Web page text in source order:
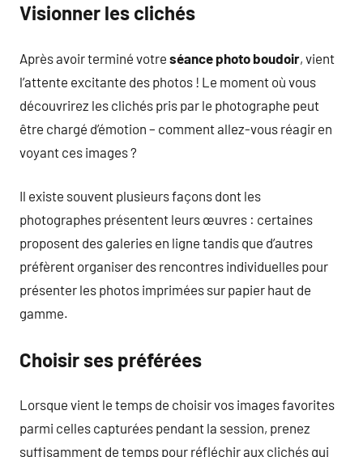
Visionner les clichés
Après avoir terminé votre séance photo boudoir, vient
l’attente excitante des photos ! Le moment où vous
découvrirez les clichés pris par le photographe peut
être chargé d’émotion – comment allez-vous réagir en
voyant ces images ?
Il existe souvent plusieurs façons dont les
photographes présentent leurs œuvres : certaines
proposent des galeries en ligne tandis que d’autres
préfèrent organiser des rencontres individuelles pour
présenter les photos imprimées sur papier haut de
gamme.
Choisir ses préférées
Lorsque vient le temps de choisir vos images favorites
parmi celles capturées pendant la session, prenez
suffisamment de temps pour réfléchir aux clichés qui